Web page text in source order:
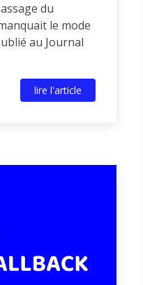
du
le mode
au Journal
lire l'article